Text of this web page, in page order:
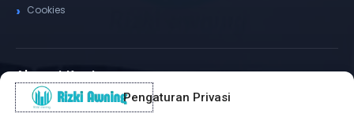
Pengaturan Privasi
Cookies
Alamat Kantor
✆ WhatsApp / Telepon